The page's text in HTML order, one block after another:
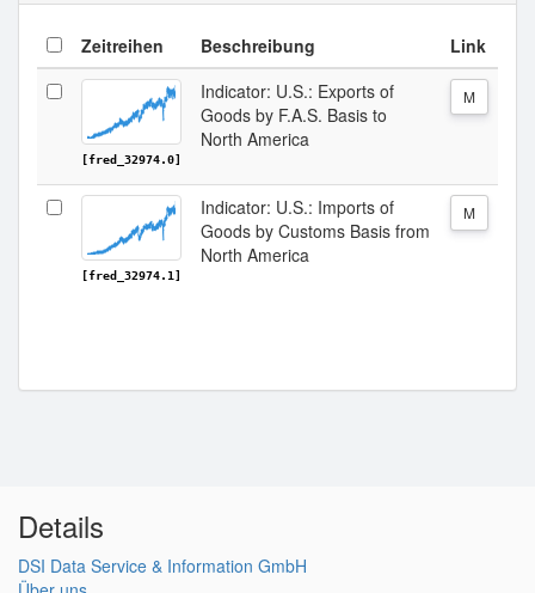
Zeitreihen Beschreibung Link
[fred_32974.0]
Indicator: U.S.: Exports of
Goods by F.A.S. Basis to
North America
M
[fred_32974.1]
Indicator: U.S.: Imports of
Goods by Customs Basis from
North America
M
Details
DSI Data Service & Information GmbH